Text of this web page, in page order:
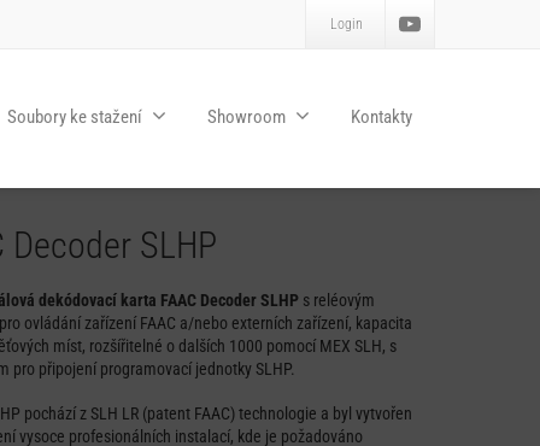
Login
Soubory ke stažení Showroom Kontakty
Decoder SLHP
dekódovací karta FAAC Decoder SLHP s reléovým
ovládání zařízení FAAC a/nebo externích zařízení, kapacita
míst, rozšířitelné o dalších 1000 pomocí MEX SLH, s
pro připojení programovací jednotky SLHP.
pochází z SLH LR (patent FAAC) technologie a byl vytvořen
vysoce profesionálních instalací, kde je požadováno